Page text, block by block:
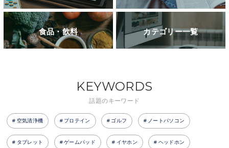
食品・飲料 カテゴリー一覧
KEYWORDS
話題のキーワード
空気清浄機 プロテイン ゴルフ ノートパソコン
タブレット ゲームパッド イヤホン ヘッドホン